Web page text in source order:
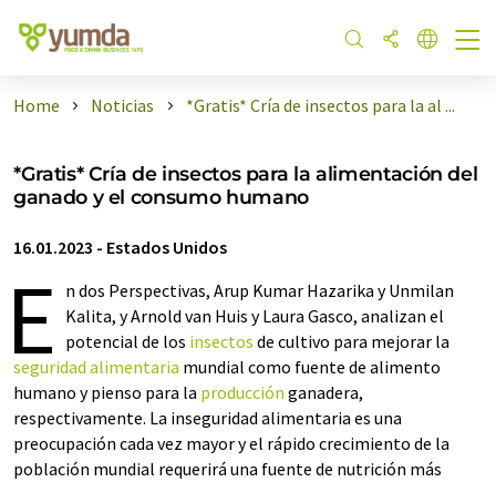
Home Noticias *Gratis* Cría de insectos para la al ...
*Gratis* Cría de insectos para la alimentación del
ganado y el consumo humano
16.01.2023 - Estados Unidos
E
n dos Perspectivas, Arup Kumar Hazarika y Unmilan
Kalita, y Arnold van Huis y Laura Gasco, analizan el
potencial de los insectos de cultivo para mejorar la
seguridad alimentaria mundial como fuente de alimento
humano y pienso para la producción ganadera,
respectivamente. La inseguridad alimentaria es una
preocupación cada vez mayor y el rápido crecimiento de la
población mundial requerirá una fuente de nutrición más